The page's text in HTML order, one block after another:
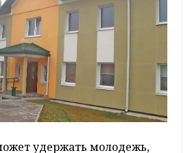
удержать молодежь,